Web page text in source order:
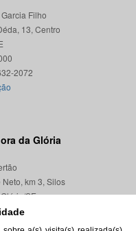
Filho
13, Centro
da Glória
km 3, Silos
SE